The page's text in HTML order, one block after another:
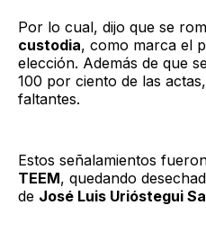
Por lo cual, dijo que se
custodia, como marca el
elección. Además de que
100 por ciento de las
faltantes.
Estos señalamientos
TEEM, quedando
de José Luis Urióstegui